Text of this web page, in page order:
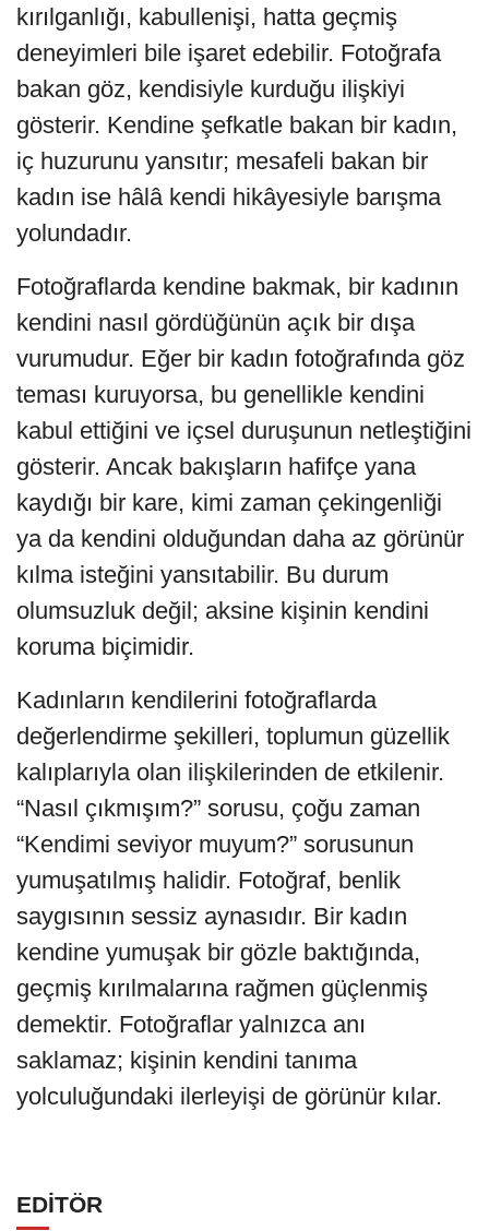
kırılganlığı, kabullenişi, hatta geçmiş
deneyimleri bile işaret edebilir. Fotoğrafa
bakan göz, kendisiyle kurduğu ilişkiyi
gösterir. Kendine şefkatle bakan bir kadın,
iç huzurunu yansıtır; mesafeli bakan bir
kadın ise hâlâ kendi hikâyesiyle barışma
yolundadır.
Fotoğraflarda kendine bakmak, bir kadının
kendini nasıl gördüğünün açık bir dışa
vurumudur. Eğer bir kadın fotoğrafında göz
teması kuruyorsa, bu genellikle kendini
kabul ettiğini ve içsel duruşunun netleştiğini
gösterir. Ancak bakışların hafifçe yana
kaydığı bir kare, kimi zaman çekingenliği
ya da kendini olduğundan daha az görünür
kılma isteğini yansıtabilir. Bu durum
olumsuzluk değil; aksine kişinin kendini
koruma biçimidir.
Kadınların kendilerini fotoğraflarda
değerlendirme şekilleri, toplumun güzellik
kalıplarıyla olan ilişkilerinden de etkilenir.
“Nasıl çıkmışım?” sorusu, çoğu zaman
“Kendimi seviyor muyum?” sorusunun
yumuşatılmış halidir. Fotoğraf, benlik
saygısının sessiz aynasıdır. Bir kadın
kendine yumuşak bir gözle baktığında,
geçmiş kırılmalarına rağmen güçlenmiş
demektir. Fotoğraflar yalnızca anı
saklamaz; kişinin kendini tanıma
yolculuğundaki ilerleyişi de görünür kılar.
EDİTÖR